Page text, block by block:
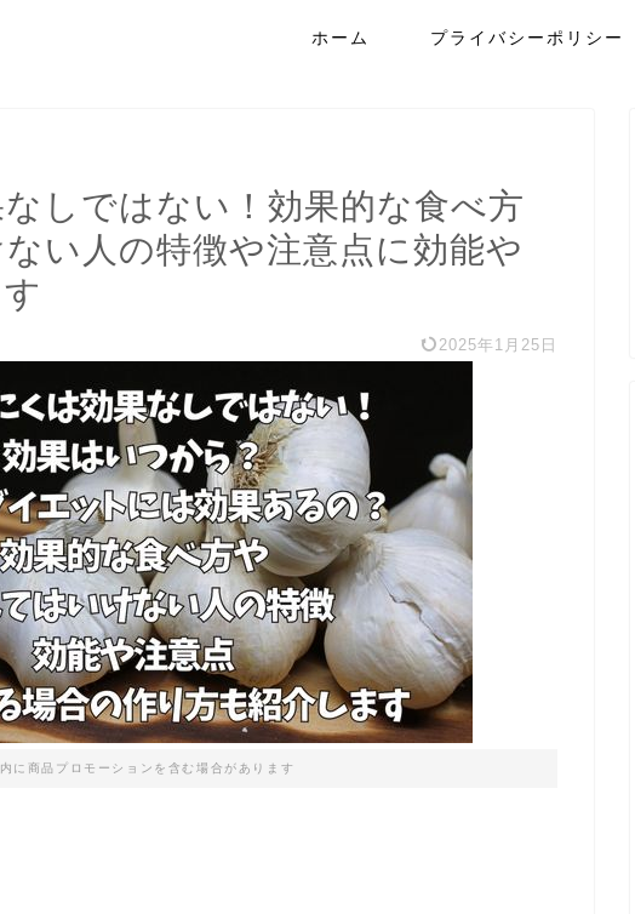
ホーム プライバシーポリシー
しではない！効果的な食べ方
い人の特徴や注意点に効能や
2025年1月25日
に商品プロモーションを含む場合があります